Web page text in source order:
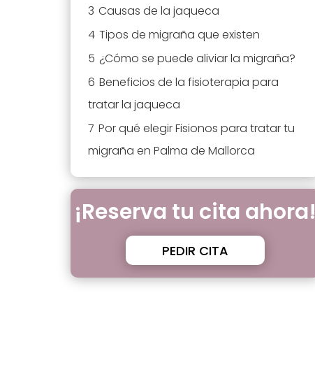
3 Causas de la jaqueca
4 Tipos de migraña que existen
5 ¿Cómo se puede aliviar la migraña?
6 Beneficios de la fisioterapia para
tratar la jaqueca
7 Por qué elegir Fisionos para tratar tu
migraña en Palma de Mallorca
¡Reserva tu cita ahora!
PEDIR CITA